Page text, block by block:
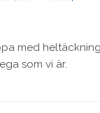
med
som vi är.